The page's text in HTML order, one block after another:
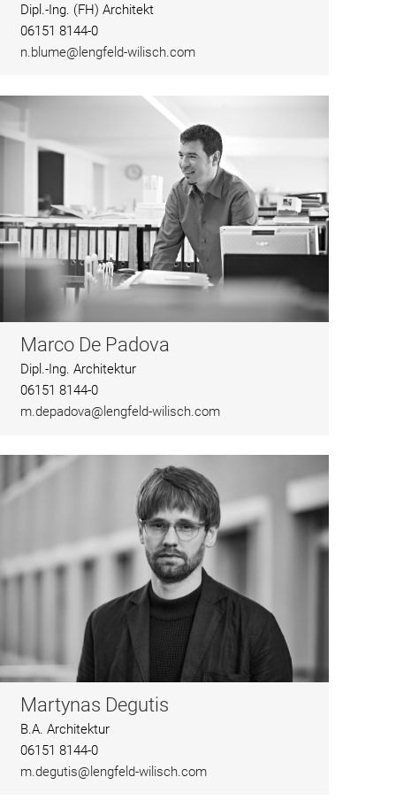
Dipl.-Ing. (FH) Architekt
06151 8144-0
n.blume@lengfeld-wilisch.com
Marco De Padova
Dipl.-Ing. Architektur
06151 8144-0
m.depadova@lengfeld-wilisch.com
Martynas Degutis
B.A. Architektur
06151 8144-0
m.degutis@lengfeld-wilisch.com